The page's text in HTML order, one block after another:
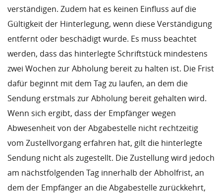
verständigen. Zudem hat es keinen Einfluss auf die
Gültigkeit der Hinterlegung, wenn diese Verständigung
entfernt oder beschädigt wurde. Es muss beachtet
werden, dass das hinterlegte Schriftstück mindestens
zwei Wochen zur Abholung bereit zu halten ist. Die Frist
dafür beginnt mit dem Tag zu laufen, an dem die
Sendung erstmals zur Abholung bereit gehalten wird.
Wenn sich ergibt, dass der Empfänger wegen
Abwesenheit von der Abgabestelle nicht rechtzeitig
vom Zustellvorgang erfahren hat, gilt die hinterlegte
Sendung nicht als zugestellt. Die Zustellung wird jedoch
am nächstfolgenden Tag innerhalb der Abholfrist, an
dem der Empfänger an die Abgabestelle zurückkehrt,